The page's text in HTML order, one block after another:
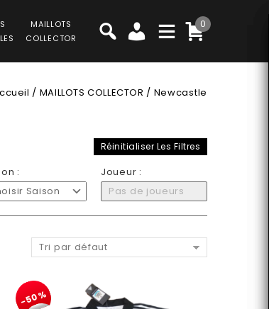
MAILLOTS
COLLECTOR
0
/ MAILLOTS COLLECTOR / Newcastle
Réinitialiser Les Filtres
:
Saison
Joueur :
Pas de joueurs
Tri par défaut
-50%